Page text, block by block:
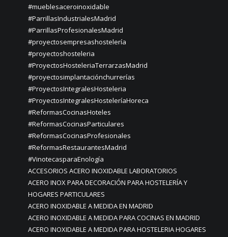
#mueblesaceroinoxidable
#ParrillasIndustrialesMadrid
#ParrillasProfesionalesMadrid
#proyectosempresashostelería
#proyectoshosteleria
#ProyectosHosteleriaTerrarzasMadrid
#proyectosimplantaciónchurrerías
#ProyectosIntegralesHosteleria
#ProyectosIntegralesHosteleríaHoreca
#ReformasCocinasHoteles
#ReformasCocinasParticulares
#ReformasCocinasProfesionales
#ReformasRestaurantesMadrid
#VinotecasparaEnología
ACCESORIOS ACERO INOXIDABLE LABORATORIOS
ACERO INOX PARA DECORACIÓN PARA HOSTELERÍA Y
HOGARES PARTICULARES
ACERO INOXIDABLE A MEDIDA EN MADRID
ACERO INOXIDABLE A MEDIDA PARA COCINAS EN MADRID
ACERO INOXIDABLE A MEDIDA PARA HOSTELERIA HOGARES